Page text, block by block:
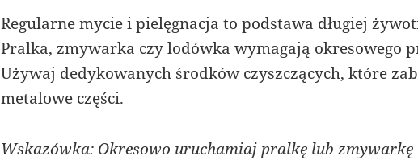
Regularne mycie i pielęgnacja to podstawa długiej
Pralka, zmywarka czy lodówka wymagają okresowego
Używaj dedykowanych środków czyszczących, które
metalowe części.
Wskazówka: Okresowo uruchamiaj pralkę lub zmywarkę